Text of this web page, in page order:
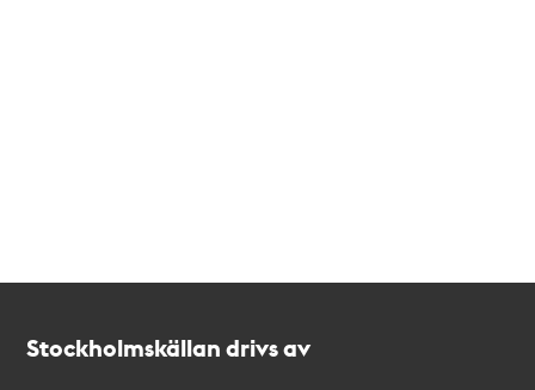
Stockholmskällan drivs av